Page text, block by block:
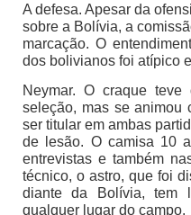
A defesa. Apesar da
sobre a Bolívia, a
marcação. O
dos bolivianos foi atípico
Neymar. O craque
seleção, mas se animou
ser titular em ambas
de lesão. O camisa 10
entrevistas e também
técnico, o astro, que foi
diante da Bolívia, tem
qualquer lugar do campo.